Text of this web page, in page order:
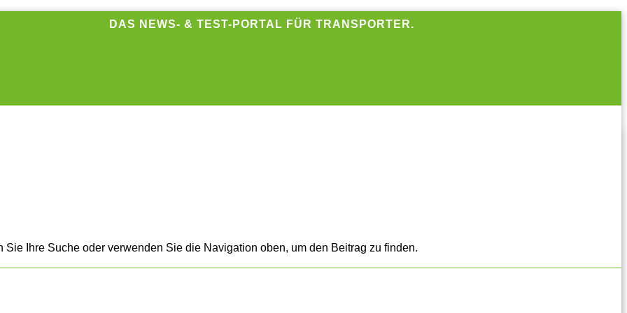
DAS NEWS- & TEST-PORTAL FÜR TRANSPORTER.
Ihre Suche oder verwenden Sie die Navigation oben, um den Beitrag zu finden.